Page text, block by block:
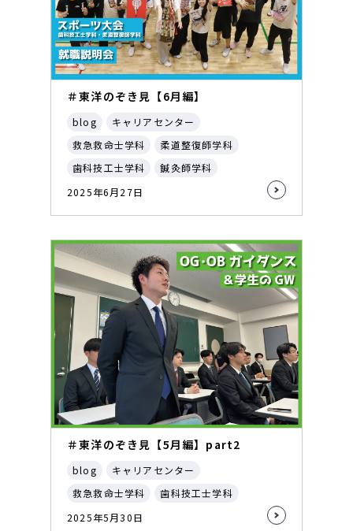
＃東洋のぞき見【6月編】
blog
キャリアセンター
救急救命士学科
柔道整復師学科
歯科技工士学科
鍼灸師学科
2025年6月27日
＃東洋のぞき見【5月編】part2
blog
キャリアセンター
救急救命士学科
歯科技工士学科
2025年5月30日